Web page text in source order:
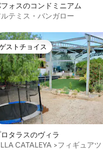
、5つ星中5つ星の平均評価
ォスのコンドミニアム
テミス・バンガロー
5つ星中4.83つ星の平均評価
ゲストチョイス
ストチョイス
タラスのヴィラ
CATALEYA >フィギュアツ